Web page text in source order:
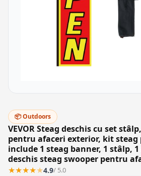
📦 Outdoors
VEVOR Steag deschis cu set
pentru afaceri exterior, kit
include 1 steag banner, 1 stâlp,
deschis steag swooper pentru
★★★★★4.9/ 5.0